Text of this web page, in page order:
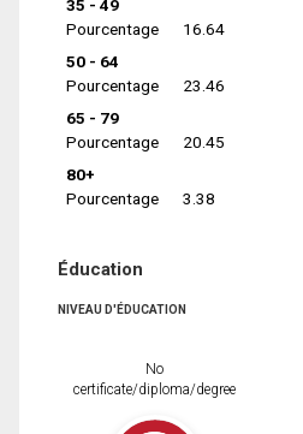
35 - 49
Pourcentage
16.64
50 - 64
Pourcentage
23.46
65 - 79
Pourcentage
20.45
80+
Pourcentage
3.38
Éducation
NIVEAU D'ÉDUCATION
No
certificate/diploma/degree